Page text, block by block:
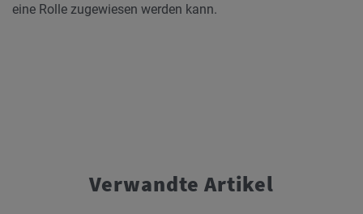
eine Rolle zugewiesen werden kann.
Verwandte Artikel